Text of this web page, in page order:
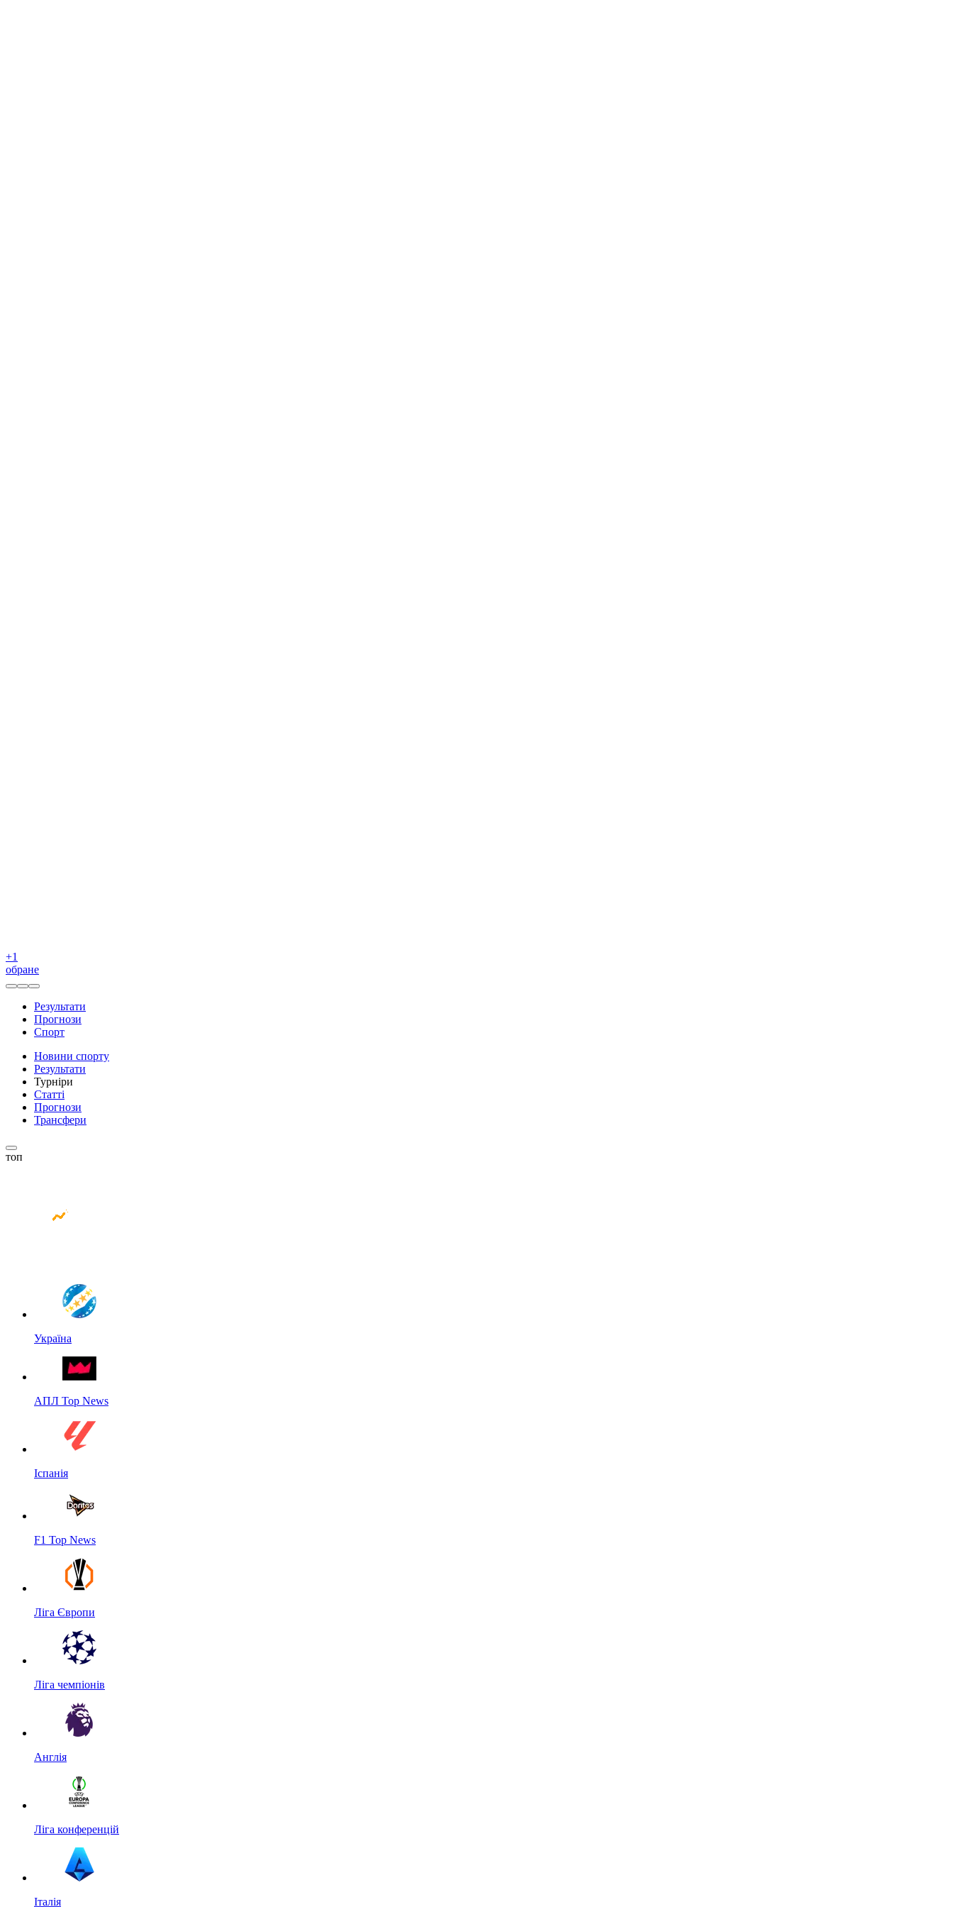
+1
обране
Результати
Прогнози
Спорт
Новини спорту
Результати
Турніри
Статті
Прогнози
Трансфери
топ
Україна
АПЛ Top News
Іспанія
F1 Top News
Ліга Європи
Ліга чемпіонів
Англія
Ліга конференцій
Італія